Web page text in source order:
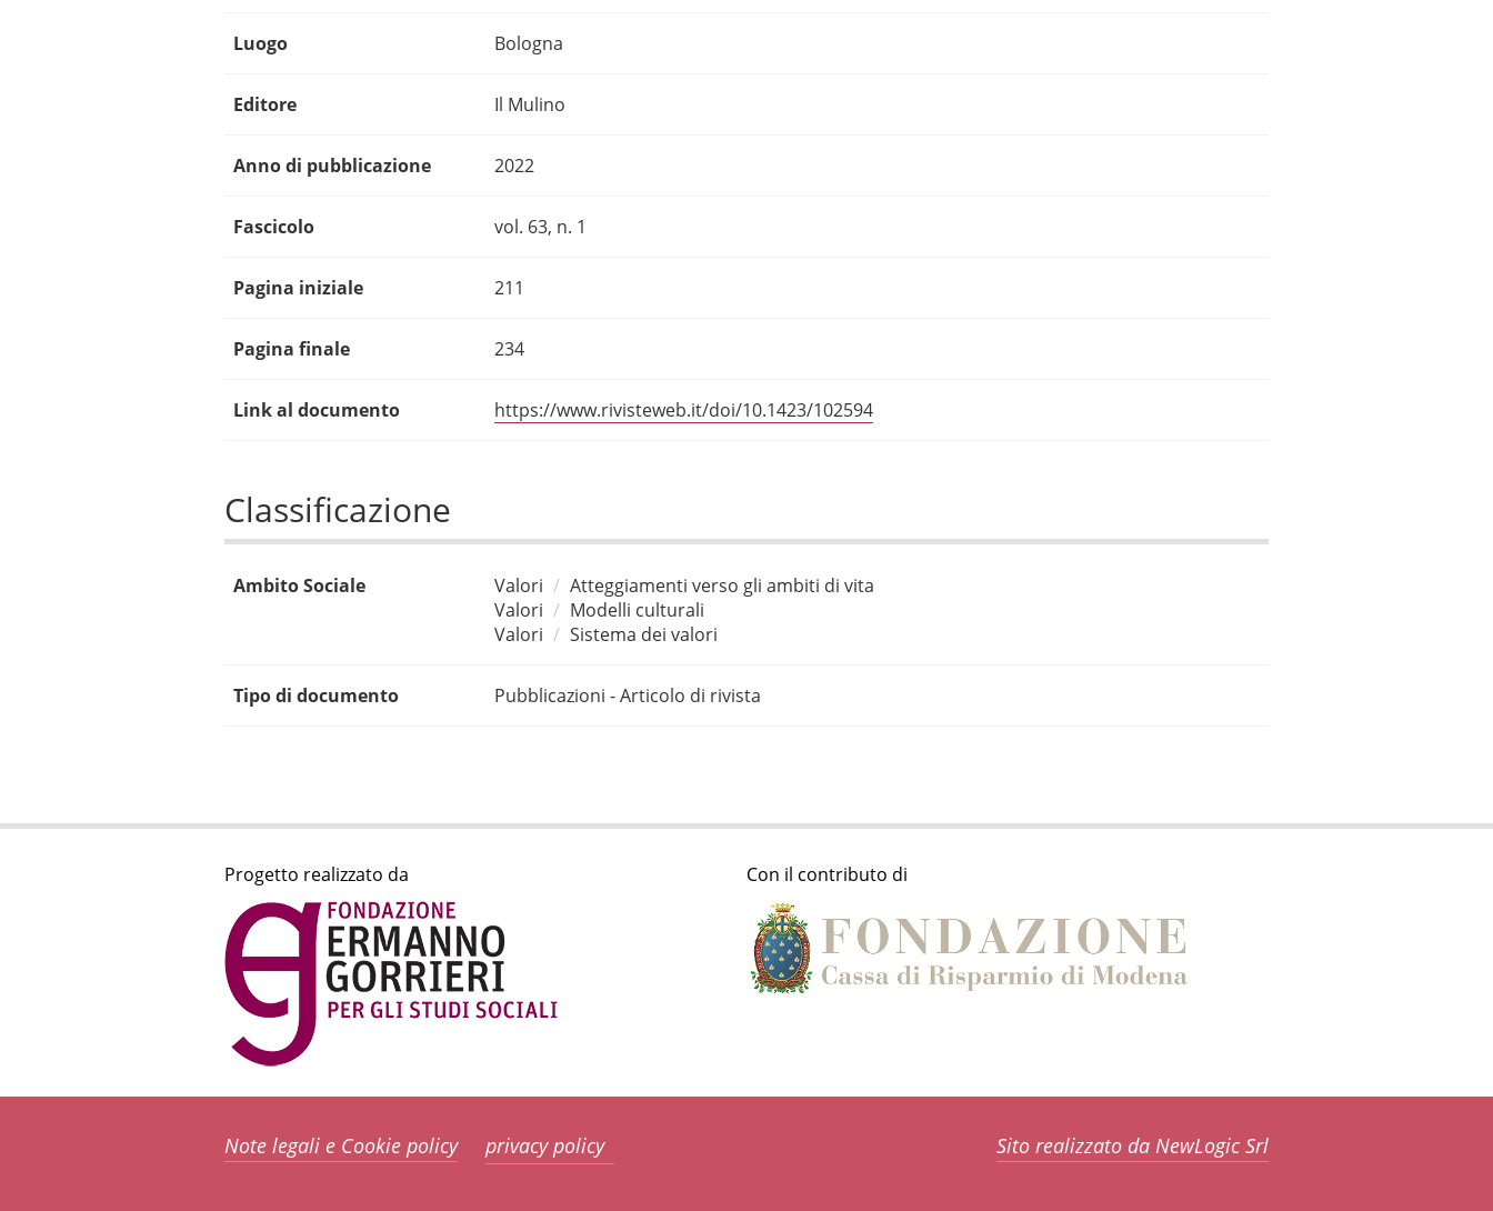
Luogo Bologna
Editore Il Mulino
Anno di pubblicazione 2022
Fascicolo vol. 63, n. 1
Pagina iniziale 211
Pagina finale 234
Link al documento https://www.rivisteweb.it/doi/10.1423/102594
Classificazione
Ambito Sociale Valori
Atteggiamenti verso gli ambiti di vita
Valori
Modelli culturali
Valori
Sistema dei valori
Tipo di documento Pubblicazioni - Articolo di rivista
Progetto realizzato da Con il contributo di
Note legali e Cookie policy privacy policy Sito realizzato da NewLogic Srl